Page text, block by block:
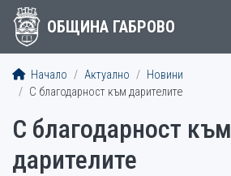
ОБЩИНА ГАБРОВО
Начало Актуално
Новини
С благодарност към дарителите
С благодарност към
дарителите